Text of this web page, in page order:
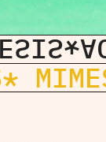
*